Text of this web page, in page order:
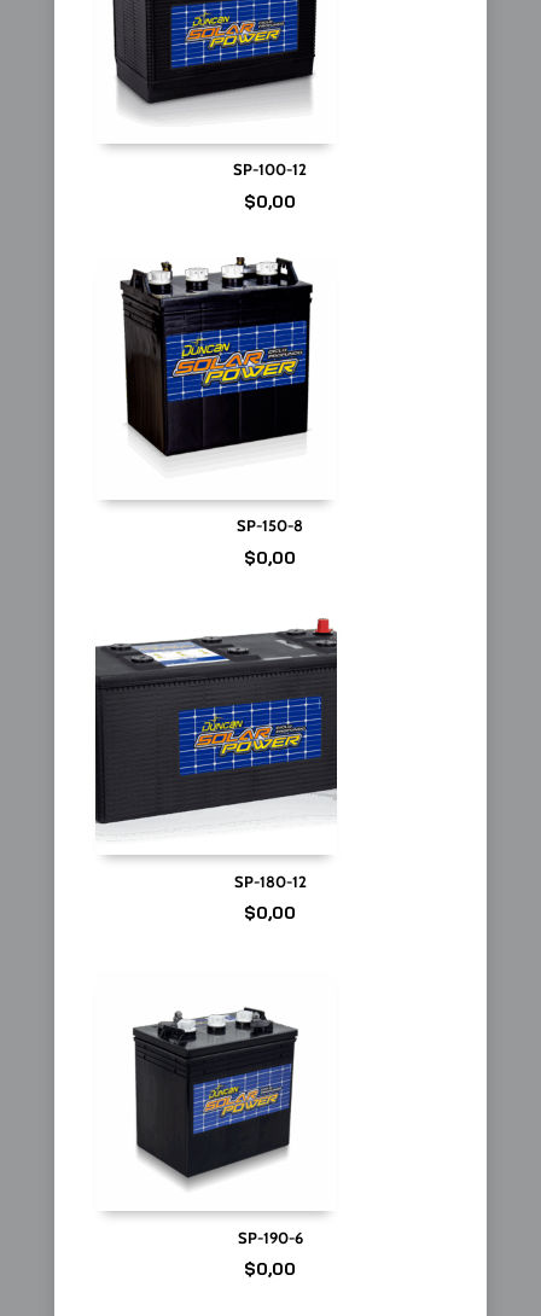
SP-100-12
$0,00
SP-150-8
$0,00
SP-180-12
$0,00
SP-190-6
$0,00